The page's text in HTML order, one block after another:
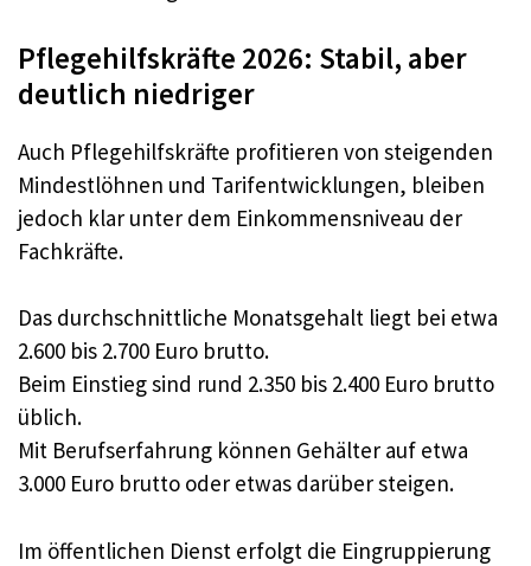
Pflegehilfskräfte 2026: Stabil, aber
deutlich niedriger
Auch Pflegehilfskräfte profitieren von steigenden
Mindestlöhnen und Tarifentwicklungen, bleiben
jedoch klar unter dem Einkommensniveau der
Fachkräfte.
Das durchschnittliche Monatsgehalt liegt bei etwa
2.600 bis 2.700 Euro brutto.
Beim Einstieg sind rund 2.350 bis 2.400 Euro brutto
üblich.
Mit Berufserfahrung können Gehälter auf etwa
3.000 Euro brutto oder etwas darüber steigen.
Im öffentlichen Dienst erfolgt die Eingruppierung